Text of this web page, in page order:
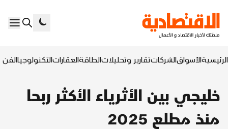
الرئيسيةالأسواقالشركاتتقارير وتحليلاتالطاقةالعقاراتالتكنولوجياالفن
خليجي بين الأثرياء الأكثر ربحا
منذ مطلع 2025